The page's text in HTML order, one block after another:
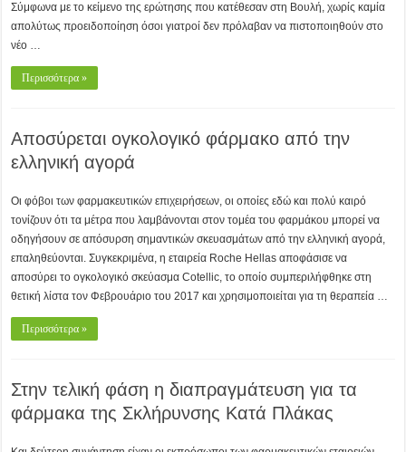
Σύμφωνα με το κείμενο της ερώτησης που κατέθεσαν στη Βουλή, χωρίς καμία
απολύτως προειδοποίηση όσοι γιατροί δεν πρόλαβαν να πιστοποιηθούν στο
νέο …
Περισσότερα »
Αποσύρεται ογκολογικό φάρμακο από την
ελληνική αγορά
Οι φόβοι των φαρμακευτικών επιχειρήσεων, οι οποίες εδώ και πολύ καιρό
τονίζουν ότι τα μέτρα που λαμβάνονται στον τομέα του φαρμάκου μπορεί να
οδηγήσουν σε απόσυρση σημαντικών σκευασμάτων από την ελληνική αγορά,
επαληθεύονται. Συγκεκριμένα, η εταιρεία Roche Hellas αποφάσισε να
αποσύρει το ογκολογικό σκεύασμα Cotellic, το οποίο συμπεριλήφθηκε στη
θετική λίστα τον Φεβρουάριο του 2017 και χρησιμοποιείται για τη θεραπεία …
Περισσότερα »
Στην τελική φάση η διαπραγμάτευση για τα
φάρμακα της Σκλήρυνσης Κατά Πλάκας